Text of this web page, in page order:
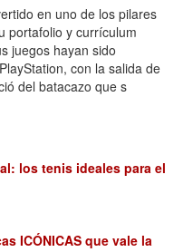
en uno de los pilares
portafolio y currículum
juegos hayan sido
con la salida de
del batacazo que s
los tenis ideales para el
ICÓNICAS que vale la